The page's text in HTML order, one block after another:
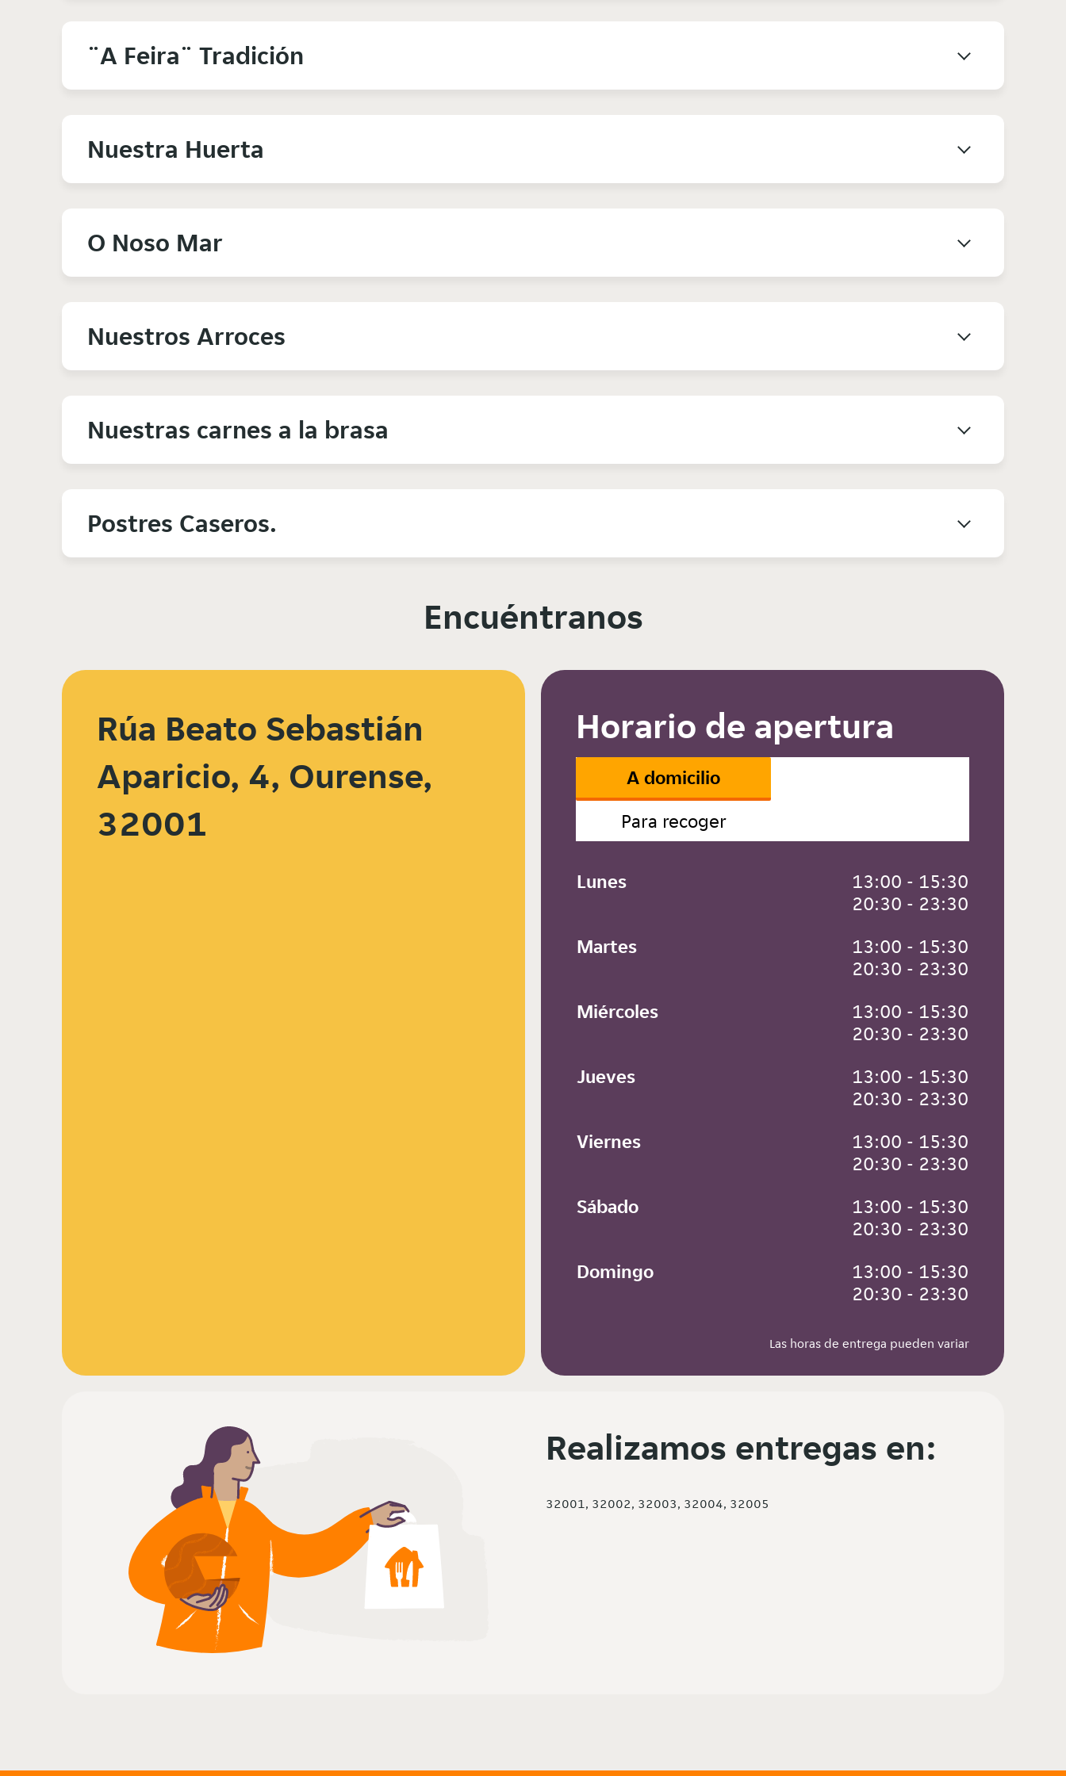
¨A Feira¨ Tradición
Nuestra Huerta
O Noso Mar
Nuestros Arroces
Nuestras carnes a la brasa
Postres Caseros.
Encuéntranos
Rúa Beato Sebastián
Aparicio, 4, Ourense,
32001
Horario de apertura
A domicilio
Para recoger
Lunes
13:00 - 15:30
20:30 - 23:30
Martes
13:00 - 15:30
20:30 - 23:30
Miércoles
13:00 - 15:30
20:30 - 23:30
Jueves
13:00 - 15:30
20:30 - 23:30
Viernes
13:00 - 15:30
20:30 - 23:30
Sábado
13:00 - 15:30
20:30 - 23:30
Domingo
13:00 - 15:30
20:30 - 23:30
Las horas de entrega pueden variar
Realizamos entregas en:
32001, 32002, 32003, 32004, 32005